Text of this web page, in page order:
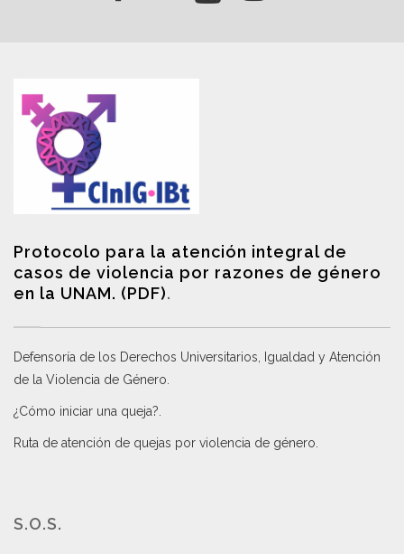
Protocolo para la atención integral de
casos de violencia por razones de género
en la UNAM. (PDF).
Defensoría de los Derechos Universitarios, Igualdad y Atención
de la Violencia de Género
¿Cómo iniciar una queja?
Ruta de atención de quejas por violencia de género
S.O.S.